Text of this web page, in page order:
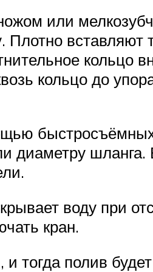
или
кольцо
кольцо до
диаметру
воду при
кран.
тогда полив